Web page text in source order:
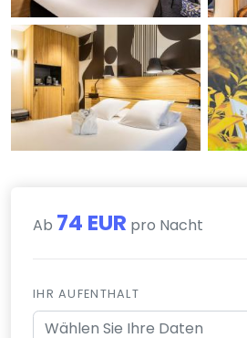
Ab 74 EUR pro Nacht
IHR AUFENTHALT